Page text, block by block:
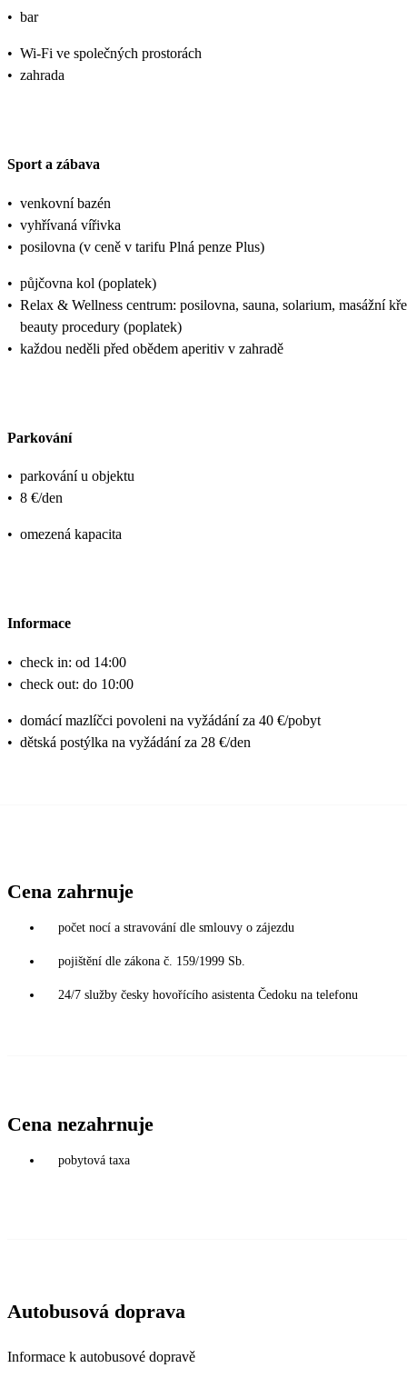
• bar
• Wi-Fi ve společných prostorách
• zahrada
Sport a zábava
• venkovní bazén
• vyhřívaná vířivka
• posilovna (v ceně v tarifu Plná penze Plus)
• půjčovna kol (poplatek)
• Relax & Wellness centrum: posilovna, sauna, solarium, masážní
beauty procedury (poplatek)
• každou neděli před obědem aperitiv v zahradě
Parkování
• parkování u objektu
• 8 €/den
• omezená kapacita
Informace
• check in: od 14:00
• check out: do 10:00
• domácí mazlíčci povoleni na vyžádání za 40 €/pobyt
• dětská postýlka na vyžádání za 28 €/den
Cena zahrnuje
počet nocí a stravování dle smlouvy o zájezdu
pojištění dle zákona č. 159/1999 Sb.
24/7 služby česky hovořícího asistenta Čedoku na telefonu
Cena nezahrnuje
pobytová taxa
Autobusová doprava
Informace k autobusové dopravě